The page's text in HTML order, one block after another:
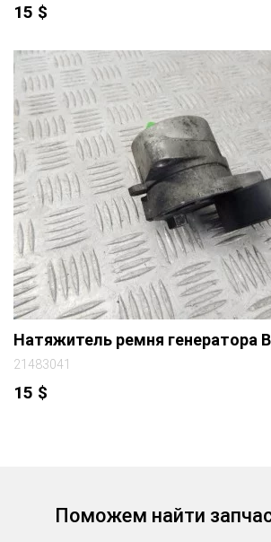
15 $
Натяжитель ремня генератора
21483041
15 $
Поможем найти